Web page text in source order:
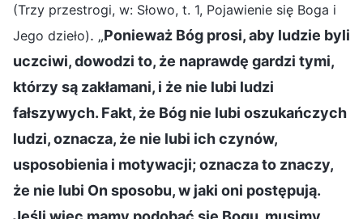
(Trzy przestrogi, w: Słowo, t. 1, Pojawienie się Boga i
Jego dzieło). „Ponieważ Bóg prosi, aby ludzie byli
uczciwi, dowodzi to, że naprawdę gardzi tymi,
którzy są zakłamani, i że nie lubi ludzi
fałszywych. Fakt, że Bóg nie lubi oszukańczych
ludzi, oznacza, że nie lubi ich czynów,
usposobienia i motywacji; oznacza to znaczy,
że nie lubi On sposobu, w jaki oni postępują.